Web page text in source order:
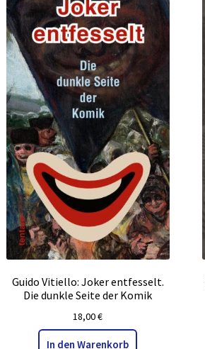
Guido Vitiello: Joker entfesselt.
Die dunkle Seite der Komik
18,00€
In den Warenkorb